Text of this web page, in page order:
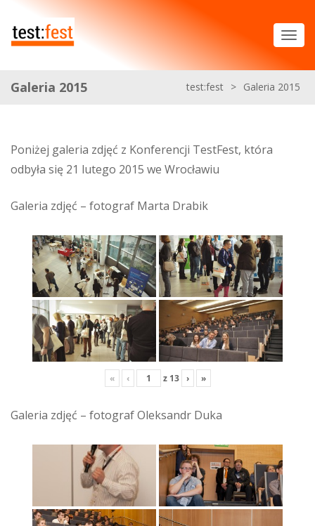
Galeria 2015 test:fest > Galeria 2015
Poniżej galeria zdjęć z Konferencji TestFest, która
odbyła się 21 lutego 2015 we Wrocławiu
Galeria zdjęć – fotograf Marta Drabik
« ‹ z 13 › »
Galeria zdjęć – fotograf Oleksandr Duka